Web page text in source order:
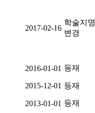
2017-02-16
학술지명
변경
2016-01-01 등재
2015-12-01 등재
2013-01-01 등재